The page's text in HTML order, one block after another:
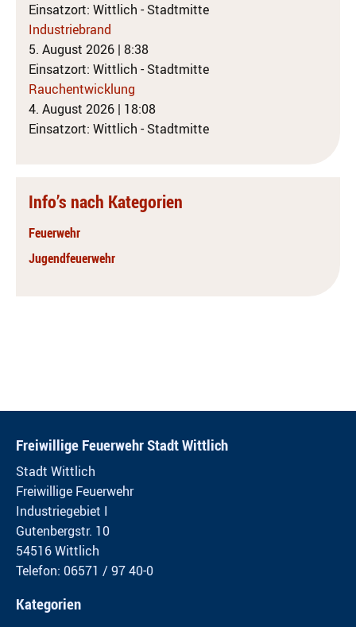
Einsatzort: Wittlich - Stadtmitte
Industriebrand
5. August 2026 | 8:38
Einsatzort: Wittlich - Stadtmitte
Rauchentwicklung
4. August 2026 | 18:08
Einsatzort: Wittlich - Stadtmitte
Info’s nach Kategorien
Feuerwehr
Jugendfeuerwehr
Freiwillige Feuerwehr Stadt Wittlich
Stadt Wittlich
Freiwillige Feuerwehr
Industriegebiet I
Gutenbergstr. 10
54516 Wittlich
Telefon: 06571 / 97 40-0
Kategorien